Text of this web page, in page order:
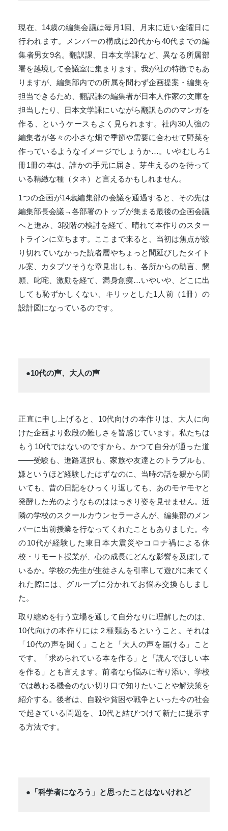
現在、14歳の編集会議は毎月1回、月末に近い金曜日に
行われます。メンバーの構成は20代から40代までの編
集者男女9名。翻訳課、日本文学課など、異なる所属部
署を越境して会議室に集まります。我が社の特徴でもあ
りますが、編集部内での所属を問わず企画提案・編集を
担当できるため、翻訳課の編集者が日本人作家の文庫を
担当したり、日本文学課にいながら翻訳もののマンガを
作る、というケースもよく見られます。社内30人強の
編集者が各々の小さな畑で季節や需要に合わせて野菜を
作っているようなイメージでしょうか…。いやむしろ1
冊1冊の本は、誰かの手元に届き、芽生えるのを待って
いる精緻な種（タネ）と言えるかもしれません。
1つの企画が14歳編集部の会議を通過すると、その先は
編集部長会議→各部署のトップが集まる最後の企画会議
へと進み、3段階の検討を経て、晴れて本作りのスター
トラインに立ちます。ここまで来ると、当初は焦点が絞
り切れていなかった読者層やちょっと間延びしたタイト
ル案、カタブツそうな章見出しも、各所からの助言、懇
願、叱咤、激励を経て、満身創痍…いやいや、どこに出
しても恥ずかしくない、キリッとした1人前（1冊）の
設計図になっているのです。
●10代の声、大人の声
正直に申し上げると、10代向けの本作りは、大人に向
けた企画より数段の難しさを皆感じています。私たちは
もう10代ではないのですから。かつて自分が通った道
――受験も、進路選択も、家族や友達とのトラブルも、
嫌というほど経験したはずなのに、当時の話を親から聞
いても、昔の日記をひっくり返しても、あのモヤモヤと
発酵した光のようなものははっきり姿を見せません。近
隣の学校のスクールカウンセラーさんが、編集部のメン
バーに出前授業を行なってくれたこともありました。今
の10代が経験した東日本大震災やコロナ禍による休
校・リモート授業が、心の成長にどんな影響を及ぼして
いるか。学校の先生が生徒さんを引率して遊びに来てく
れた際には、グループに分かれてお悩み交換もしまし
た。
取り纏めを行う立場を通して自分なりに理解したのは、
10代向けの本作りには２種類あるということ。それは
「10代の声を聞く」ことと「大人の声を届ける」こと
です。「求められている本を作る」と「読んでほしい本
を作る」とも言えます。前者なら悩みに寄り添い、学校
では教わる機会のない切り口で知りたいことや解決策を
紹介する。後者は、自殺や貧困や戦争といった今の社会
で起きている問題を、10代と結びつけて新たに提示す
る方法です。
●「科学者になろう」と思ったことはないけれど